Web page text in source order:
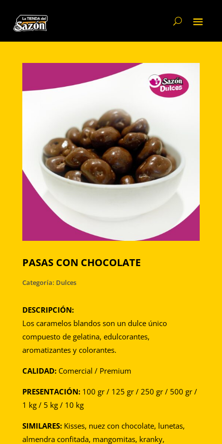
PASAS CON CHOCOLATE
Categoría: Dulces
DESCRIPCIÓN:
Los caramelos blandos son un dulce único
compuesto de gelatina, edulcorantes,
aromatizantes y colorantes.
CALIDAD:Comercial / Premium
PRESENTACIÓN:100 gr / 125 gr / 250 gr / 500 gr /
1 kg / 5 kg / 10 kg
SIMILARES:Kisses, nuez con chocolate, lunetas,
almendra confitada, mangomitas, kranky,